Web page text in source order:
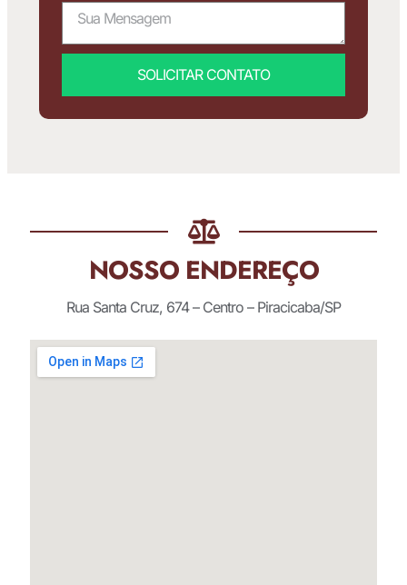
SOLICITAR CONTATO
NOSSO ENDEREÇO
Rua Santa Cruz, 674 – Centro – Piracicaba/SP